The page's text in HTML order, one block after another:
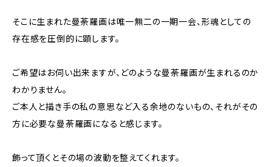
そこに生まれた曼荼羅画は唯一無二の一期一会、形魂としての
存在感を圧倒的に顕します。
ご希望はお伺い出来ますが、どのような曼荼羅画が生まれるのか
わかりません。
ご本人と描き手の私の意思など入る余地のないもの、それがその
方に必要な曼荼羅画になると感じます。
飾って頂くとその場の波動を整えてくれます。